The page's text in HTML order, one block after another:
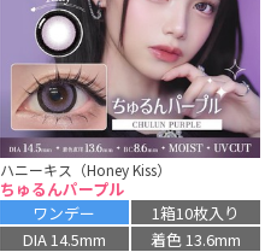
ハニーキス（Honey Kiss）
ちゅるんパープル
ワンデー
1箱10枚入り
DIA 14.5mm
着色 13.6mm